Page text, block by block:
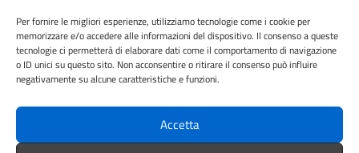
Per fornire le migliori esperienze, utilizziamo tecnologie come i cookie per
memorizzare e/o accedere alle informazioni del dispositivo. Il consenso a queste
tecnologie ci permetterà di elaborare dati come il comportamento di navigazione
o ID unici su questo sito. Non acconsentire o ritirare il consenso può influire
negativamente su alcune caratteristiche e funzioni.
Accetta
Segnalazione disservizio
Whistleblowing
Amministrazione Trasparente
Albo Pretorio
Informativa privacy
Dichiarazione di accessibilità